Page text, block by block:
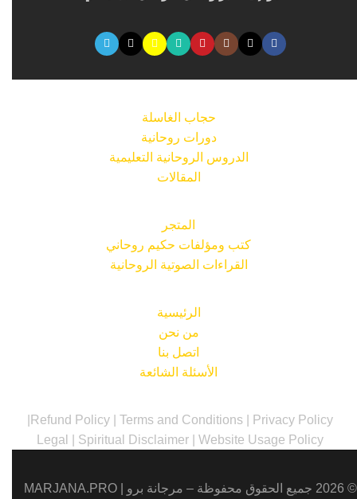
حجاب الغاسلة
دورات روحانية
الدروس الروحانية التعليمية
المقالات
المتجر
كتب ومؤلفات حكيم روحاني
القراءات الصوتية الروحانية
الرئيسية
من نحن
اتصل بنا
الأسئلة الشائعة
Privacy Policy
Terms and Conditions
Refund Policy
Website Usage Policy
Spiritual Disclaimer
Legal
© 2026 جميع الحقوق محفوظة – مرجانة برو |
MARJANA.PRO